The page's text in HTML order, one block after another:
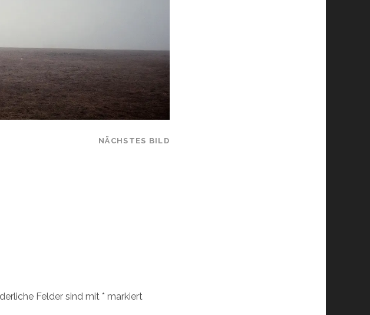
NÄCHSTES BILD
Felder sind mit * markiert